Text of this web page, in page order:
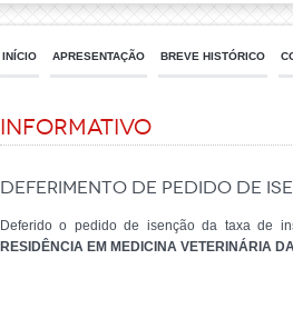
INÍCIO APRESENTAÇÃO BREVE HISTÓRICO
Informativo
DEFERIMENTO DE PEDIDO DE
Deferido o pedido de isenção da taxa de
RESIDÊNCIA EM MEDICINA VETERINÁRIA